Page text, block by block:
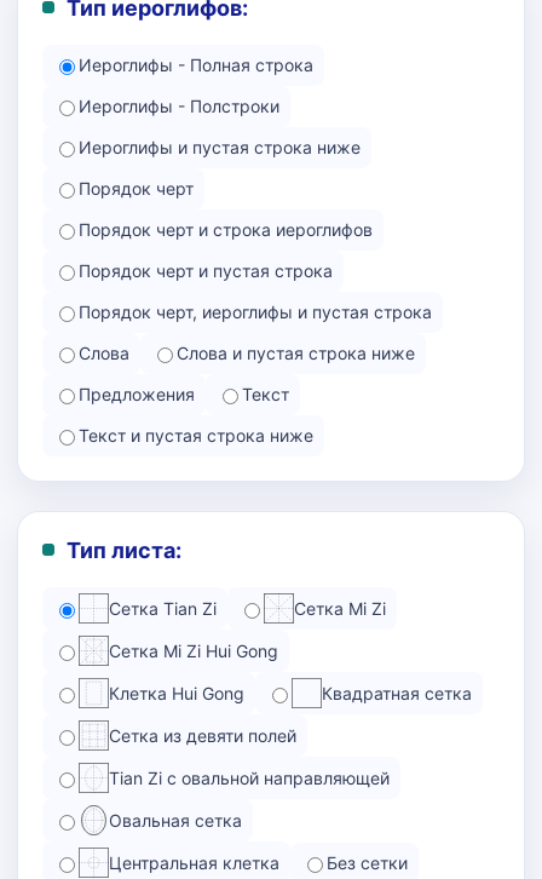
Тип иероглифов:
Иероглифы - Полная строка
Иероглифы - Полстроки
Иероглифы и пустая строка ниже
Порядок черт
Порядок черт и строка иероглифов
Порядок черт и пустая строка
Порядок черт, иероглифы и пустая строка
Слова
Слова и пустая строка ниже
Предложения
Текст
Текст и пустая строка ниже
Тип листа:
Сетка Tian Zi Сетка Mi Zi
Сетка Mi Zi Hui Gong
Клетка Hui Gong Квадратная сетка
Сетка из девяти полей
Tian Zi с овальной направляющей
Овальная сетка
Центральная клетка Без сетки